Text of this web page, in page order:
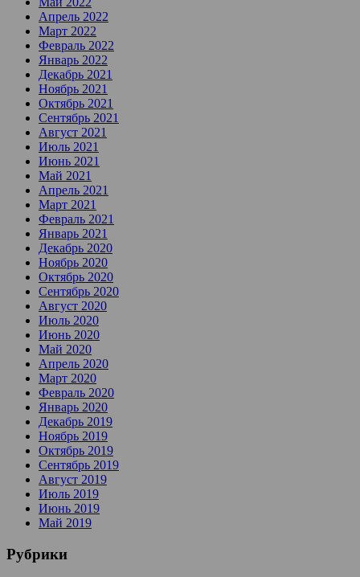
Апрель 2022
Март 2022
Февраль 2022
Январь 2022
Декабрь 2021
Ноябрь 2021
Октябрь 2021
Сентябрь 2021
Август 2021
Июль 2021
Июнь 2021
Май 2021
Апрель 2021
Март 2021
Февраль 2021
Январь 2021
Декабрь 2020
Ноябрь 2020
Октябрь 2020
Сентябрь 2020
Август 2020
Июль 2020
Июнь 2020
Май 2020
Апрель 2020
Март 2020
Февраль 2020
Январь 2020
Декабрь 2019
Ноябрь 2019
Октябрь 2019
Сентябрь 2019
Август 2019
Июль 2019
Июнь 2019
Май 2019
Рубрики